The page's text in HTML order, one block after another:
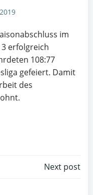
im
erfolgreich
108:77
gefeiert. Damit
des
Next post